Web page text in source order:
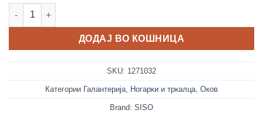
Тркалце „Бари“ Ф65 количина
ДОДАЈ ВО КОШНИЦА
SKU: 1271032
Категории Галантерија, Ногарки и тркалца, Оков
Brand: SISO